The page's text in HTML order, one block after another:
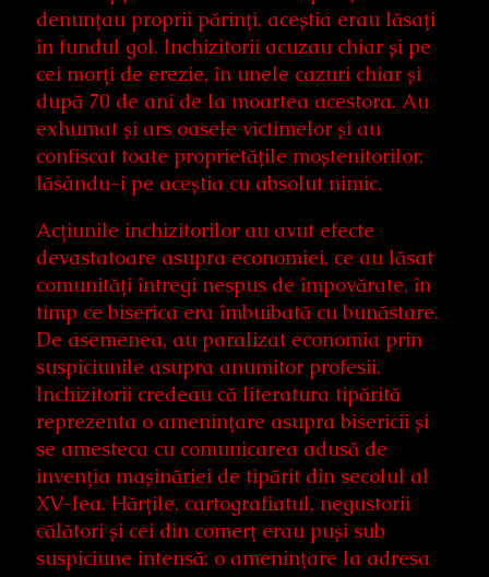
denunțau proprii părinți, aceștia erau lăsați
în fundul gol. Inchizitorii acuzau chiar și pe
cei morți de erezie, în unele cazuri chiar și
după 70 de ani de la moartea acestora. Au
exhumat și ars oasele victimelor și au
confiscat toate proprietățile moștenitorilor,
lăsându-i pe aceștia cu absolut nimic.
Acțiunile inchizitorilor au avut efecte
devastatoare asupra economiei, ce au lăsat
comunități întregi nespus de împovărate, în
timp ce biserica era îmbuibată cu bunăstare.
De asemenea, au paralizat economia prin
suspiciunile asupra anumitor profesii.
Inchizitorii credeau că literatura tipărită
reprezenta o amenințare asupra bisericii și
se amesteca cu comunicarea adusă de
invenția mașinăriei de tipărit din secolul al
XV-lea. Hărțile, cartografiatul, negustorii
călători și cei din comerț erau puși sub
suspiciune intensă: o amenințare la adresa